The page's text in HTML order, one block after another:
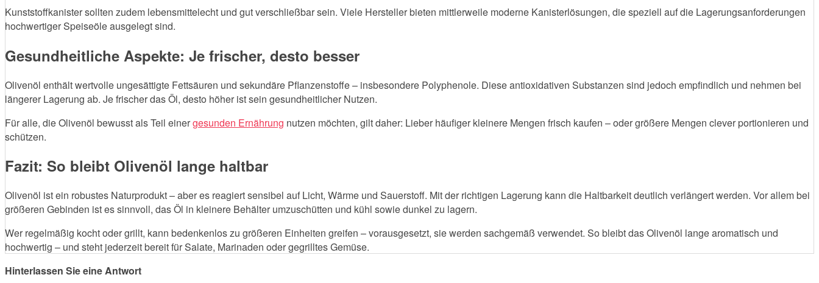
Kunststoffkanister sollten zudem lebensmittelecht und gut verschließbar sein. Viele Hersteller bieten mittlerweile moderne Kanisterlösungen, die speziell auf die Lagerungsanforderungen
hochwertiger Speiseöle ausgelegt sind.
Gesundheitliche Aspekte: Je frischer, desto besser
Olivenöl enthält wertvolle ungesättigte Fettsäuren und sekundäre Pflanzenstoffe – insbesondere Polyphenole. Diese antioxidativen Substanzen sind jedoch empfindlich und nehmen bei
längerer Lagerung ab. Je frischer das Öl, desto höher ist sein gesundheitlicher Nutzen.
Für alle, die Olivenöl bewusst als Teil einergesunden Ernährung nutzen möchten, gilt daher: Lieber häufiger kleinere Mengen frisch kaufen – oder größere Mengen clever portionieren und
schützen.
Fazit: So bleibt Olivenöl lange haltbar
Olivenöl ist ein robustes Naturprodukt – aber es reagiert sensibel auf Licht, Wärme und Sauerstoff. Mit der richtigen Lagerung kann die Haltbarkeit deutlich verlängert werden. Vor allem bei
größeren Gebinden ist es sinnvoll, das Öl in kleinere Behälter umzuschütten und kühl sowie dunkel zu lagern.
Wer regelmäßig kocht oder grillt, kann bedenkenlos zu größeren Einheiten greifen – vorausgesetzt, sie werden sachgemäß verwendet. So bleibt das Olivenöl lange aromatisch und
hochwertig – und steht jederzeit bereit für Salate, Marinaden oder gegrilltes Gemüse.
Hinterlassen Sie eine Antwort